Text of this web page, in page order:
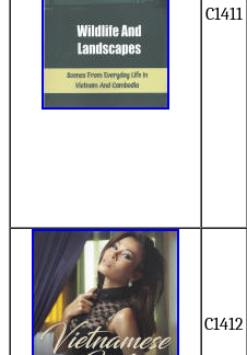
C1411
C1412